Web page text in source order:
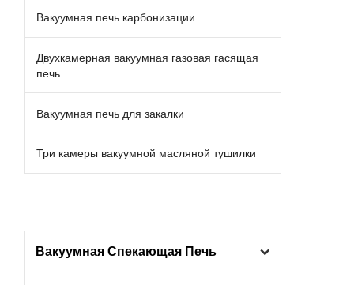
Вакуумная печь карбонизации
Двухкамерная вакуумная газовая гасящая
печь
Вакуумная печь для закалки
Три камеры вакуумной масляной тушилки
Вакуумная Спекающая Печь